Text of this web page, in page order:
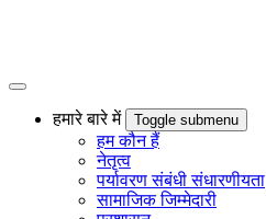
हमारे बारे में Toggle submenu
हम कौन हैं
नेतृत्व
पर्यावरण संबंधी संधारणीयता
सामाजिक जिम्मेदारी